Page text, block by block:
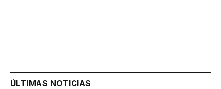
ÚLTIMAS NOTICIAS